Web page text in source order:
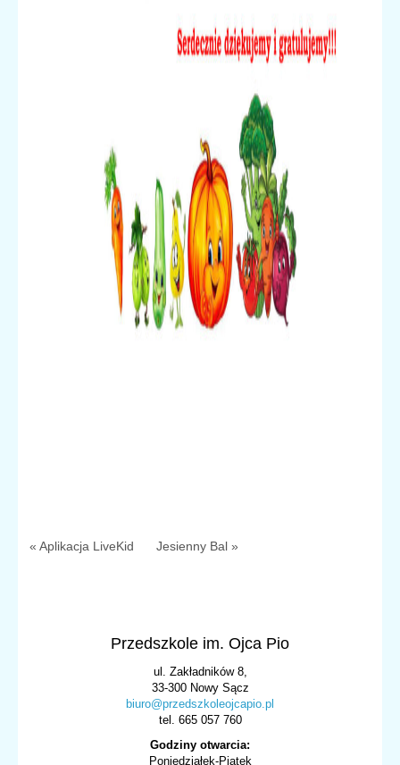
« Aplikacja LiveKid Jesienny Bal »
Przedszkole im. Ojca Pio
ul. Zakładników 8,
33-300 Nowy Sącz
biuro@przedszkoleojcapio.pl
tel. 665 057 760
Godziny otwarcia:
Poniedziałek-Piątek